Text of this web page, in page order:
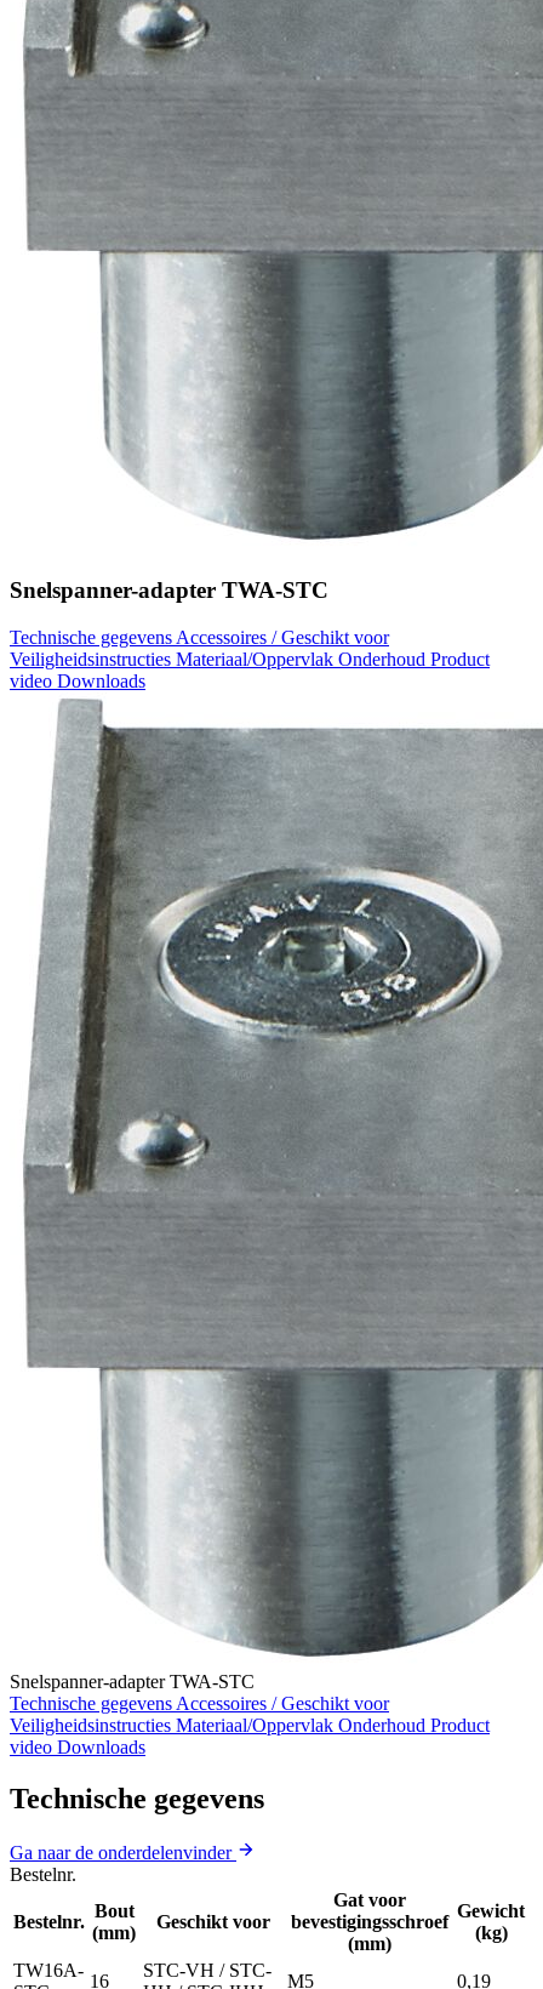
Snelspanner-adapter TWA-STC
Technische gegevens Accessoires / Geschikt voor
Veiligheidsinstructies Materiaal/Oppervlak Onderhoud Product
video Downloads
Snelspanner-adapter TWA-STC
Technische gegevens Accessoires / Geschikt voor
Veiligheidsinstructies Materiaal/Oppervlak Onderhoud Product
video Downloads
Technische gegevens
Ga naar de onderdelenvinder
Bestelnr.
Bestelnr.
Bout
(mm)
Geschikt voor
Gat voor
bevestigingsschroef
(mm)
Gewicht
(kg)
TW16A-
16
STC-VH / STC-
M5 0,19